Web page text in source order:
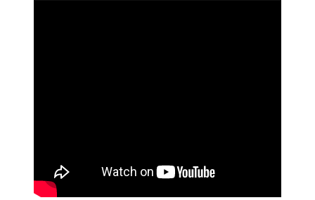
pravoslávne i katolícke kresťanstvo sú de facto
protestantizmom“